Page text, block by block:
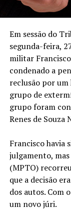
Em sessão do
segunda-feira,
militar
condenado a
reclusão por
grupo de
grupo foram
Renes de Souza
Francisco havia
julgamento,
(MPTO)
que a decisão
dos autos. Com
um novo júri.